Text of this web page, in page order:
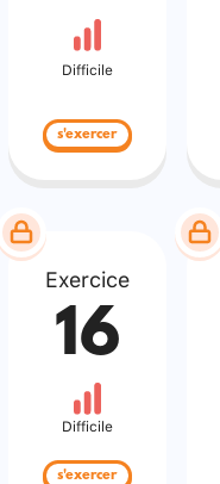
Difficile
s'exercer
Exercice
16
Difficile
s'exercer